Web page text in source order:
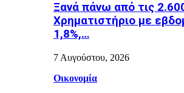
Ξανά πάνω από τις
Χρηματιστήριο με
1,8%,…
7 Αυγούστου, 2026
Οικονομία